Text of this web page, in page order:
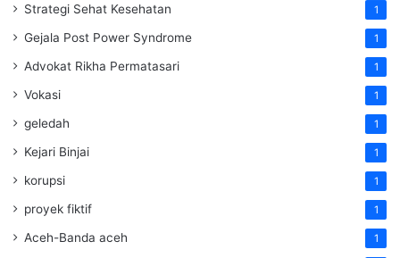
Strategi Sehat Kesehatan 1
Gejala Post Power Syndrome 1
Advokat Rikha Permatasari 1
Vokasi 1
geledah 1
Kejari Binjai 1
korupsi 1
proyek fiktif 1
Aceh-Banda aceh 1